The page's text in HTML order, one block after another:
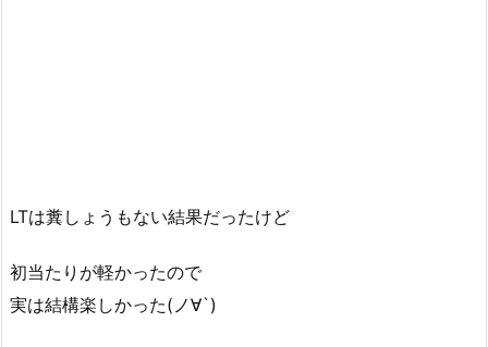
LTは糞しょうもない結果だったけど
初当たりが軽かったので
実は結構楽しかった(ノ∀`)